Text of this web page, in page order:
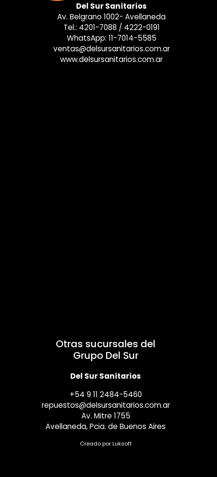
Del Sur Sanitarios
Av. Belgrano 1002- Avellaneda
Tel.: 4201-7088 / 4222-0191
WhatsApp: 11-7014-5585
ventas@delsursanitarios.com.ar
www.delsursanitarios.com.ar
Otras sucursales del
Grupo Del Sur
Del Sur Sanitarios
+54 9 11 2484-5460
repuestos@delsursanitarios.com.ar
Av. Mitre 1755
Avellaneda, Pcia. de Buenos Aires
Creado porLuksoft